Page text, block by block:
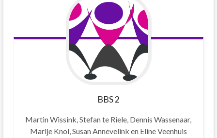
BBS2
Martin Wissink, Stefan te Riele, Dennis Wassenaar,
Marije Knol, Susan Annevelink en Eline Veenhuis